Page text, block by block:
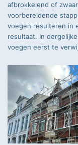
afbrokkelend of
voorbereidende
voegen resulteren in
resultaat. In
voegen eerst te